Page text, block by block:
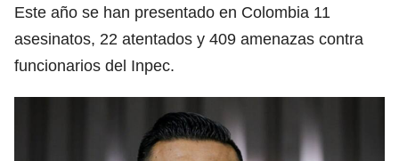
Este año se han presentado en Colombia 11
asesinatos, 22 atentados y 409 amenazas contra
funcionarios del Inpec.